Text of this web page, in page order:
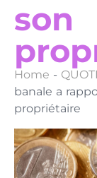
son
Home -
banale a
propriétaire